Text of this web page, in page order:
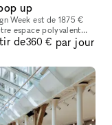
up
Week est de 1875 €
espace polyvalent
de luxe, les
de360 € par jour